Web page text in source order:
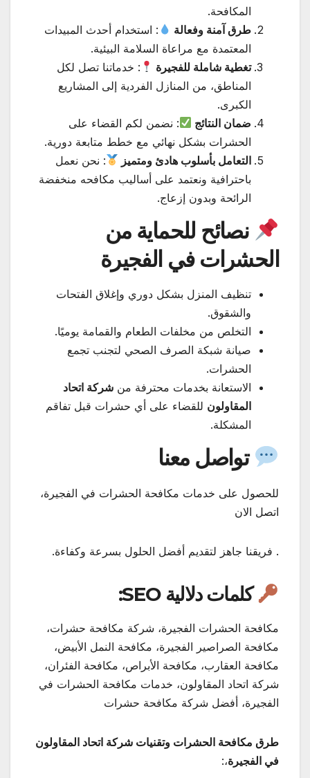
المكافحة.
طرق آمنة وفعالة
: استخدام أحدث المبيدات
المعتمدة مع مراعاة السلامة البيئية.
تغطية شاملة للفجيرة
: خدماتنا تصل لكل
المناطق، من المنازل الفردية إلى المشاريع
الكبرى.
ضمان النتائج
: نضمن لكم القضاء على
الحشرات بشكل نهائي مع خطط متابعة دورية.
التعامل بأسلوب هادئ ومتميز
: نحن نعمل
باحترافية ونعتمد على أساليب مكافحه منخفضة
الرائحة وبدون إزعاج.
نصائح للحماية من
الحشرات في الفجيرة
تنظيف المنزل بشكل دوري وإغلاق الفتحات
والشقوق.
التخلص من مخلفات الطعام والقمامة يوميًا.
صيانة شبكة الصرف الصحي لتجنب تجمع
الحشرات.
الاستعانة بخدمات محترفة من شركة اتحاد
المقاولون للقضاء على أي حشرات قبل تفاقم
المشكلة.
تواصل معنا
للحصول على خدمات مكافحة الحشرات في الفجيرة،
اتصل الان
. فريقنا جاهز لتقديم أفضل الحلول بسرعة وكفاءة.
كلمات دلالية SEO:
مكافحة الحشرات الفجيرة، شركة مكافحة حشرات،
مكافحة الصراصير الفجيرة، مكافحة النمل الأبيض،
مكافحة العقارب، مكافحة الأبراص، مكافحة الفئران،
شركة اتحاد المقاولون، خدمات مكافحة الحشرات في
الفجيرة، أفضل شركة مكافحة حشرات
طرق مكافحة الحشرات وتقنيات شركة اتحاد المقاولون
في الفجيرة،: